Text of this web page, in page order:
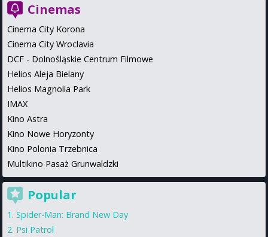
Cinemas
Cinema City Korona
Cinema City Wroclavia
DCF - Dolnośląskie Centrum Filmowe
Helios Aleja Bielany
Helios Magnolia Park
IMAX
Kino Astra
Kino Nowe Horyzonty
Kino Polonia Trzebnica
Multikino Pasaż Grunwaldzki
Popular
Spider-Man: Brand New Day
Psi Patrol